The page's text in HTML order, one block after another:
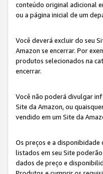
conteúdo original adicional
ou a página inicial de um
Você deverá excluir do seu
Amazon se encerrar. Por
produtos selecionados na
encerrar.
Você não poderá divulgar
Site da Amazon, ou
vendido em um Site da
Os preços e a
listados em seu Site
dados de preço e